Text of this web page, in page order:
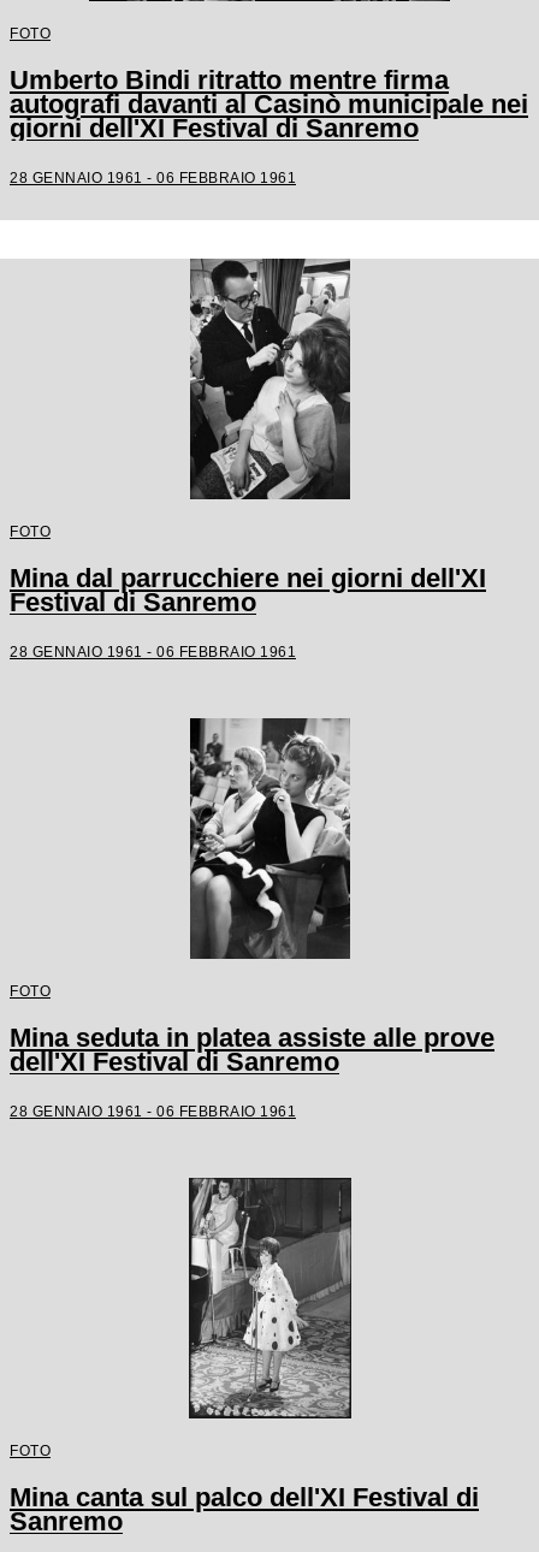
FOTO
Umberto Bindi ritratto mentre firma
autografi davanti al Casinò municipale nei
giorni dell'XI Festival di Sanremo
28 GENNAIO 1961 - 06 FEBBRAIO 1961
FOTO
Mina dal parrucchiere nei giorni dell'XI
Festival di Sanremo
28 GENNAIO 1961 - 06 FEBBRAIO 1961
FOTO
Mina seduta in platea assiste alle prove
dell'XI Festival di Sanremo
28 GENNAIO 1961 - 06 FEBBRAIO 1961
FOTO
Mina canta sul palco dell'XI Festival di
Sanremo